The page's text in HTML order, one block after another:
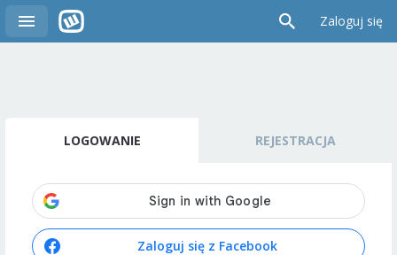
Zaloguj się
LOGOWANIE REJESTRACJA
Zaloguj się z Facebook